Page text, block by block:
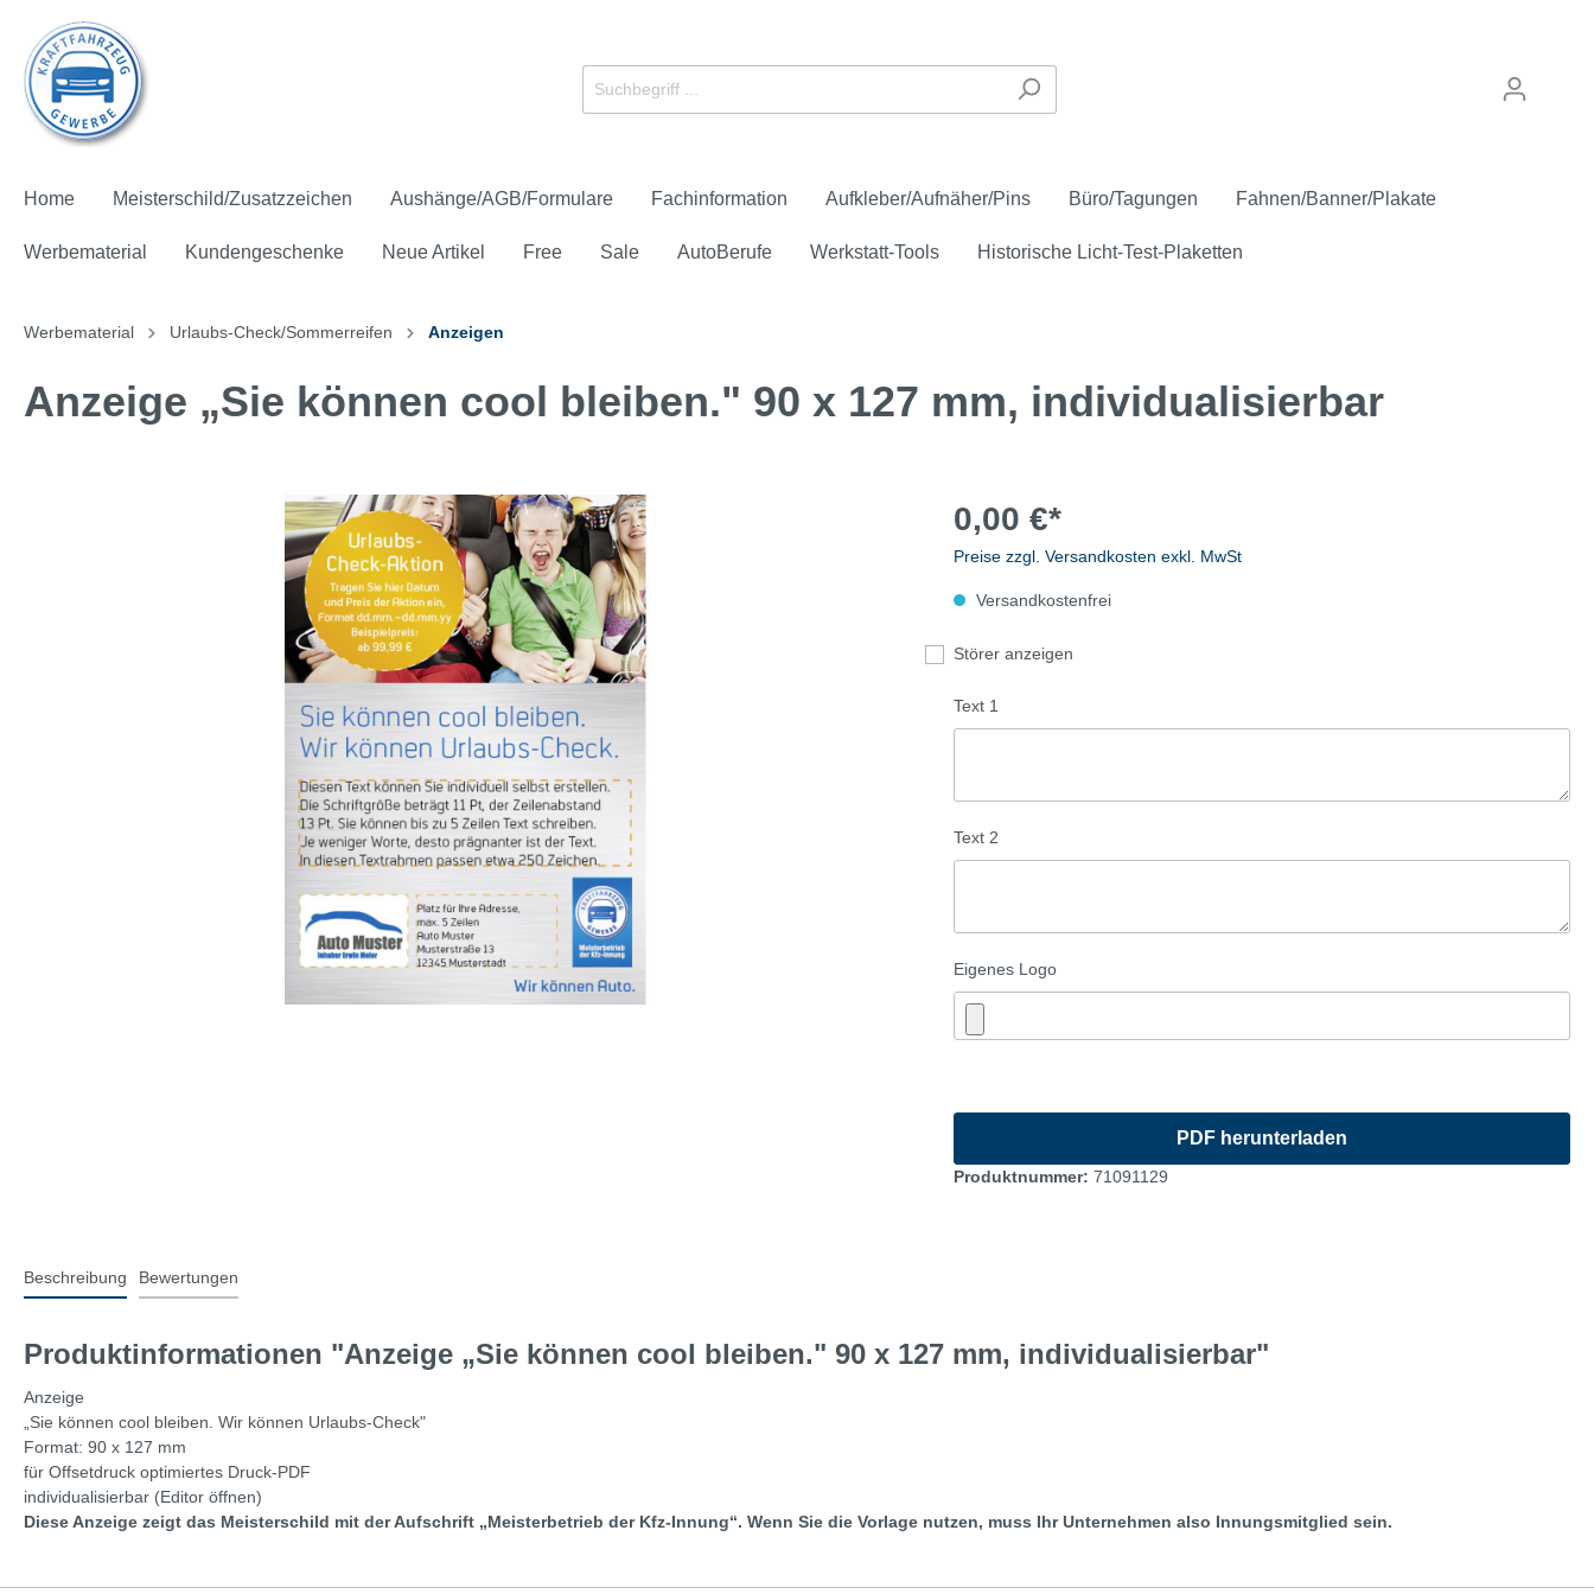
Home Meisterschild/Zusatzzeichen Aushänge/AGB/Formulare Fachinformation Aufkleber/Aufnäher/Pins Büro/Tagungen Fahnen/Banner/Plakate
Werbematerial Kundengeschenke Neue Artikel Free Sale AutoBerufe Werkstatt-Tools Historische Licht-Test-Plaketten
Meisterschild und Mitgliedsschild Zusatzzeichen Anerkannter Prüfstützpunkt
Verkaufskennzeichen
Pflichtaushänge AGB für Service und Verkauf Formulare
Zahlen und Fakten Fachbroschüren und -flyer
Hinterglasfolie Aufkleber Aufnäher Anstecker
Ausstattung Give aways
Fahnen Spannbanner Großflächenplakate
Aktions-Pakete Batterie-Check HU/AU Inspektion/Sicherheit
Urlaubs-Check/Sommerreifen
Flyer
Anzeigen
Plakate
Werbematerialien
Winter-Check/Winterreifen
Plakate
Werbematerialien
Präsente Kinder Zubehör
Kostenfreie* Artikel Kostenfreie Downloads
Werbematerial Urlaubs-Check/Sommerreifen Anzeigen
Anzeige „Sie können cool bleiben." 90 x 127 mm, individualisierbar
0,00 €*
Preise zzgl. Versandkosten exkl. MwSt
Versandkostenfrei
Störer anzeigen
Text 1
Text 2
Eigenes Logo
Produktnummer: 71091129
Beschreibung Bewertungen
Produktinformationen "Anzeige „Sie können cool bleiben." 90 x 127 mm, individualisierbar"
Anzeige
„Sie können cool bleiben. Wir können Urlaubs-Check"
Format: 90 x 127 mm
für Offsetdruck optimiertes Druck-PDF
individualisierbar (Editor öffnen)
Diese Anzeige zeigt das Meisterschild mit der Aufschrift „Meisterbetrieb der Kfz-Innung“. Wenn Sie die Vorlage nutzen, muss Ihr Unternehmen also Innungsmitglied sein.